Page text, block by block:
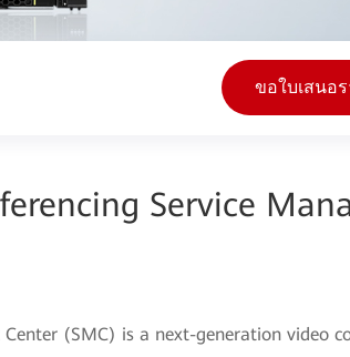
ขอใบเสนอ
Service
(SMC) is a next-generation video